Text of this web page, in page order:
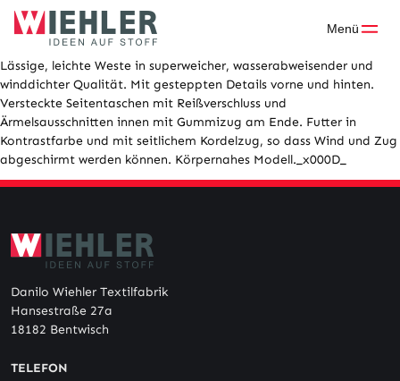
Skip
Menü
Lässige, leichte Weste in superweicher, wasserabweisender und
winddichter Qualität. Mit gesteppten Details vorne und hinten.
Versteckte Seitentaschen mit Reißverschluss und
Ärmelsausschnitten innen mit Gummizug am Ende. Futter in
Kontrastfarbe und mit seitlichem Kordelzug, so dass Wind und Zug
abgeschirmt werden können. Körpernahes Modell._x000D_
Danilo Wiehler Textilfabrik
Hansestraße 27a
18182 Bentwisch
TELEFON